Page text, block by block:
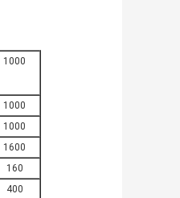
1000
1000
1000
1600
160
400